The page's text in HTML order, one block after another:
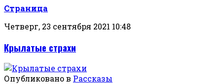
Страница
Четверг, 23 сентября 2021 10:48
Крылатые страхи
Опубликовано в Рассказы